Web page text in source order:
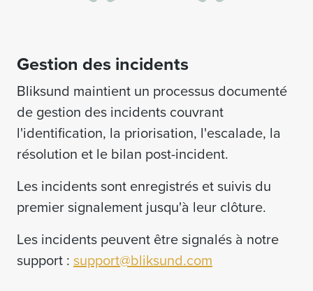
Gestion des incidents
Bliksund maintient un processus documenté
de gestion des incidents couvrant
l'identification, la priorisation, l'escalade, la
résolution et le bilan post-incident.
Les incidents sont enregistrés et suivis du
premier signalement jusqu'à leur clôture.
Les incidents peuvent être signalés à notre
support : support@bliksund.com